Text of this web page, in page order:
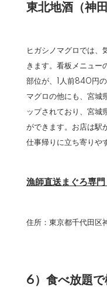
東北地酒（神田
ヒガシノマグロでは、
きます。看板メニュー
部位が、1人前840円の
マグロの他にも、宮城
ップされており、宮城
ができます。お店は駅
仕事帰りに立ち寄りや
漁師直送まぐろ専
住所：東京都千代田区
6）食べ放題で